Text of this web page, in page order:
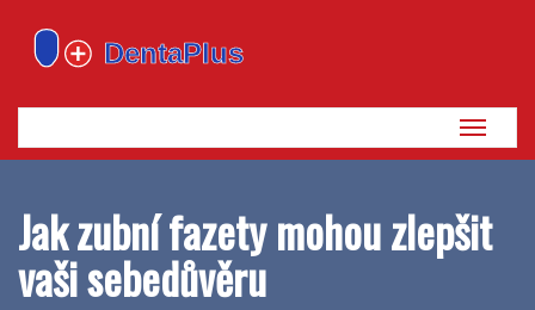
Zobrazit
navigaci
Jak zubní fazety mohou zlepšit
vaši sebedůvěru